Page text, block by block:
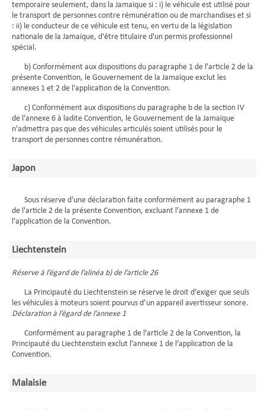
temporaire seulement, dans la Jamaïque si : i) le véhicule est utilisé pour
le transport de personnes contre rémunération ou de marchandises et si
: ii) le conducteur de ce véhicule est tenu, en vertu de la législation
nationale de la Jamaïque, d'être titulaire d'un permis professionnel
spécial.
b) Conformément aux dispositions du paragraphe 1 de l'article 2 de la
présente Convention, le Gouvernement de la Jamaïque exclut les
annexes 1 et 2 de l'application de la Convention.
c) Conformément aux dispositions du paragraphe b de la section IV
de l'annexe 6 à ladite Convention, le Gouvernement de la Jamaïque
n'admettra pas que des véhicules articulés soient utilisés pour le
transport de personnes contre rémunération.
Japon
Sous réserve d'une déclaration faite conformément au paragraphe 1
de l'article 2 de la présente Convention, excluant l'annexe 1 de
l'application de la Convention.
Liechtenstein
Réserve à l’égard de l’alinéa b) de l’article 26
La Principauté du Liechtenstein se réserve le droit d’exiger que seuls
les véhicules à moteurs soient pourvus d’un appareil avertisseur sonore.
Déclaration à l’égard de l’annexe 1
Conformément au paragraphe 1 de l’article 2 de la Convention, la
Principauté du Liechtenstein exclut l’annexe 1 de l’application de la
Convention.
Malaisie